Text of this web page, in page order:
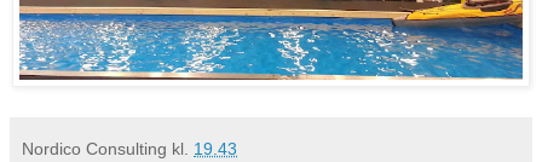
Nordico Consulting kl. 19.43